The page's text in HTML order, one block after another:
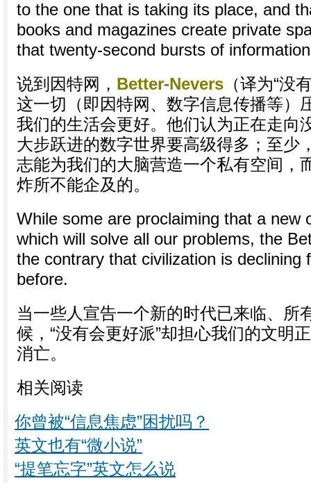
to the one that is taking its place, and
books and magazines create private
that twenty-second bursts of information
说到因特网， Better-Nevers （译为“没
这一切（即因特网、数字信息传播等）
我们的生活会更好。他们认为正在走向
大步跃进的数字世界要高级得多；至少
志能为我们的大脑营造一个私有空间，
炸所不能企及的。
While some are proclaiming that a new
which will solve all our problems, the
the contrary that civilization is declining
before.
当一些人宣告一个新的时代已来临、所
候，“没有会更好派”却担心我们的文明
消亡。
相关阅读
你曾被“信息焦虑”困扰吗？
英文也有“微小说”
“提笔忘字”英文怎么说